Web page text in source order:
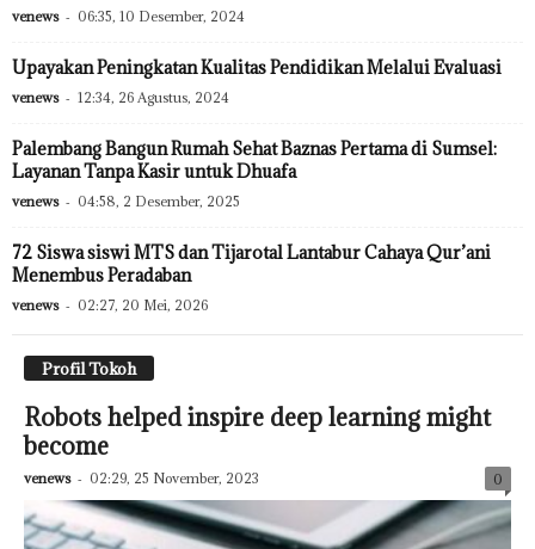
venews - 06:35, 10 Desember, 2024
Upayakan Peningkatan Kualitas Pendidikan Melalui Evaluasi
venews - 12:34, 26 Agustus, 2024
Palembang Bangun Rumah Sehat Baznas Pertama di Sumsel:
Layanan Tanpa Kasir untuk Dhuafa
venews - 04:58, 2 Desember, 2025
72 Siswa siswi MTS dan Tijarotal Lantabur Cahaya Qur’ani
Menembus Peradaban
venews - 02:27, 20 Mei, 2026
Profil Tokoh
Robots helped inspire deep learning might
become
venews - 02:29, 25 November, 2023 0